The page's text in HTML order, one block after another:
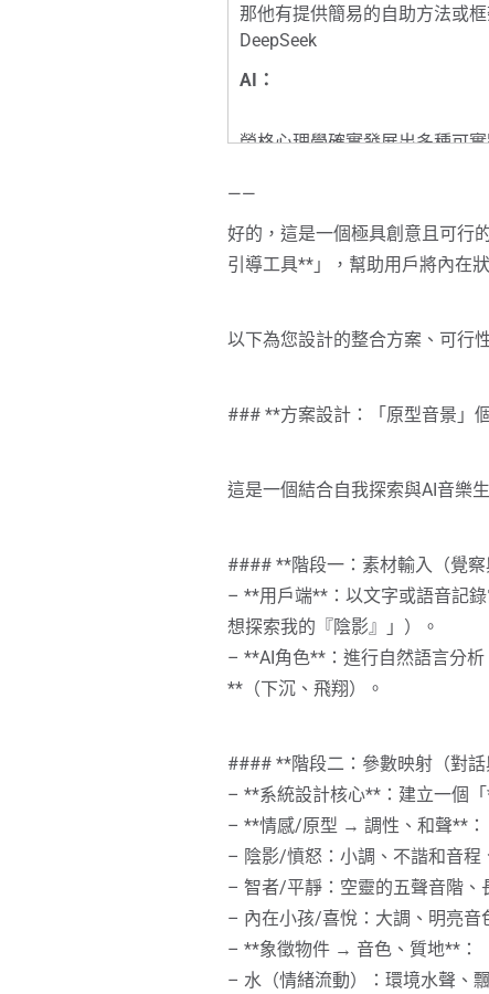
那他有提供簡易的自助方法或
DeepSeek
AI：
榮格心理學確實發展出多種可
### **四階段自我整合框架（
#### **1. 覺察與記錄：捕捉「
– **白日偶然**：留意反覆出現
– **目的**：建立與潛意識的連
#### **2. 對話與詮釋：進行「
– **方法**：
– 選一個強烈的夢境象徵或情
– 閉眼靜坐，讓意象在腦中自
– 以日記寫下與該意象的「對
#### **3. 對立整合：繪製「心
– **方法**：
– 列出你感知到的內在對立（
– 為每組對立命名（如「嚴謹
– 思考：**兩極端背後共同的
– **目的**：超越非黑即白，找
——
好的，這是一個極具創意且可行
引導工具**」，幫助用戶將內在
以下為您設計的整合方案、可行
### **方案設計：「原型音景」
這是一個結合自我探索與AI音樂
#### **階段一：素材輸入（覺
– **用戶端**：以文字或語音記
想探索我的『陰影』」）。
– **AI角色**：進行自然語言分
**（下沉、飛翔）。
#### **階段二：參數映射（對
– **系統設計核心**：建立一個
– **情感/原型 → 調性、和聲**：
– 陰影/憤怒：小調、不諧和音程
– 智者/平靜：空靈的五聲音階、
– 內在小孩/喜悅：大調、明亮音
– **象徵物件 → 音色、質地**：
– 水（情緒流動）：環境水聲、